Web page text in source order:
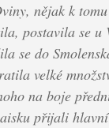
nějak k
postavila se
se do
velké
na boje
přijali